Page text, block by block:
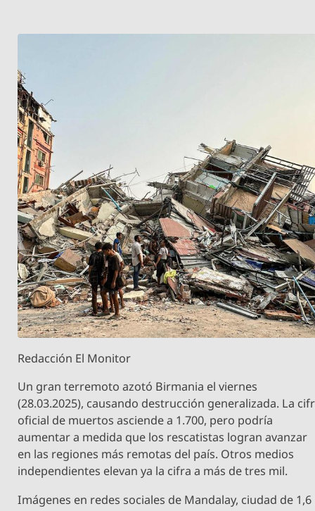
Redacción El Monitor
Un gran terremoto azotó Birmania el viernes
(28.03.2025), causando destrucción generalizada. La
oficial de muertos asciende a 1.700, pero podría
aumentar a medida que los rescatistas logran avanzar
en las regiones más remotas del país. Otros medios
independientes elevan ya la cifra a más de tres mil.
Imágenes en redes sociales de Mandalay, ciudad de 1,6